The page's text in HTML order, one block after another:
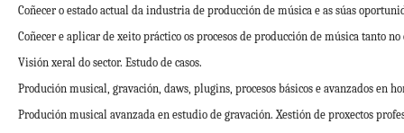
No caso de “días soltos”, nos que non haberá dereito a desconto.
- 10% no 2º fillo/a.
- 15% no 3º fillo/a
- 20% no 4º fillo/a
- 25% no 5º fillo/a
No caso de “días soltos”, nos que non haberá dereito a desconto.
- 10% no 2º fillo/a.
- 15% no 3º fillo/a
- 20% no 4º fillo/a
- 25% no 5º fillo/a
Erquicia, Berenice Caneiro, Lucía Riobó Lestón, Sergio
Para consultar a qué colectivo pertence, a efectos
das horas) con recoñecemento de 1 crédito ECTS
solicitará o recoñecemento de créditos no centro onde
presentando o certificado/diploma de aproveitamento da
Desenvolvemento dos coñecementos para realizar
Introdución ao desarrollo de software para unha
Docentes: Guillermo Calvo Hermo, Manuel Diz Folgar,
prema no seguinte enlaceColectivos Universidade de
Coñecer o estado actual da industria de producción de música e as súas
Coñecer e aplicar de xeito práctico os procesos de producción de música tanto
Visión xeral do sector. Estudo de casos.
Produción musical, gravación, daws, plugins, procesos básicos e avanzados en
Produción musical avanzada en estudio de gravación. Xestión de proxectos